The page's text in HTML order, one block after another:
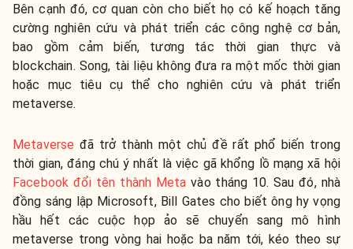
Bên cạnh đó, cơ quan còn cho biết họ có kế hoạch tăng
cường nghiên cứu và phát triển các công nghệ cơ bản,
bao gồm cảm biến, tương tác thời gian thực và
blockchain. Song, tài liệu không đưa ra một mốc thời gian
hoặc mục tiêu cụ thể cho nghiên cứu và phát triển
metaverse.
Metaverse đã trở thành một chủ đề rất phổ biến trong
thời gian, đáng chú ý nhất là việc gã khổng lồ mạng xã hội
Facebook đổi tên thành Meta vào tháng 10. Sau đó, nhà
đồng sáng lập Microsoft, Bill Gates cho biết ông hy vọng
hầu hết các cuộc họp ảo sẽ chuyển sang mô hình
metaverse trong vòng hai hoặc ba năm tới, kéo theo sự